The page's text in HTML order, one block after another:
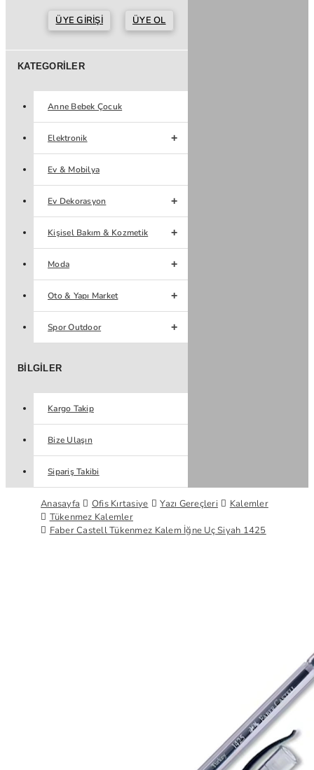
ÜYE GIRIŞI ÜYE OL
KATEGORILER
Anne Bebek Çocuk
Elektronik
Ev & Mobilya
Ev Dekorasyon
Kişisel Bakım & Kozmetik
Moda
Oto & Yapı Market
Spor Outdoor
BILGILER
Kargo Takip
Bize Ulaşın
Sipariş Takibi
Anasayfa Ofis Kırtasiye Yazı Gereçleri
Kalemler
Tükenmez Kalemler
Faber Castell Tükenmez Kalem İğne Uç Siyah 1425